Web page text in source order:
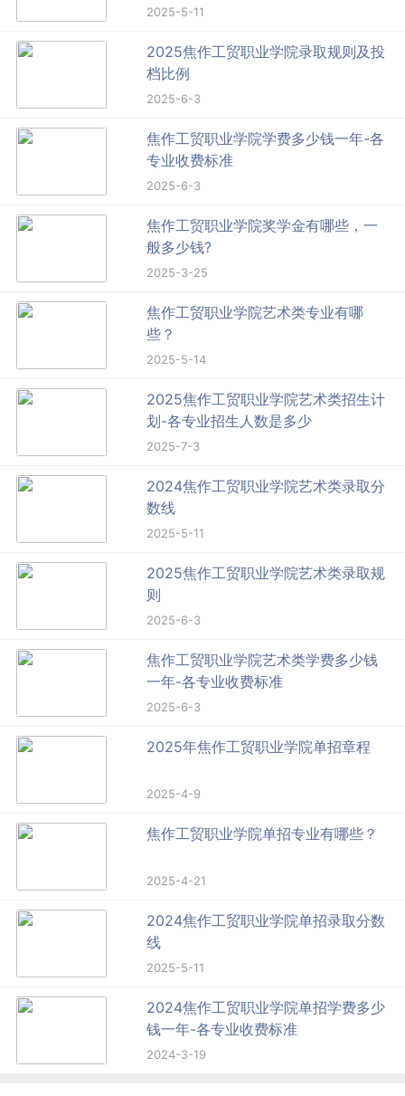
2025-5-11
2025焦作工贸职业学院录取规则及投
档比例
2025-6-3
焦作工贸职业学院学费多少钱一年-各
专业收费标准
2025-6-3
焦作工贸职业学院奖学金有哪些，一
般多少钱?
2025-3-25
焦作工贸职业学院艺术类专业有哪
些？
2025-5-14
2025焦作工贸职业学院艺术类招生计
划-各专业招生人数是多少
2025-7-3
2024焦作工贸职业学院艺术类录取分
数线
2025-5-11
2025焦作工贸职业学院艺术类录取规
则
2025-6-3
焦作工贸职业学院艺术类学费多少钱
一年-各专业收费标准
2025-6-3
2025年焦作工贸职业学院单招章程
2025-4-9
焦作工贸职业学院单招专业有哪些？
2025-4-21
2024焦作工贸职业学院单招录取分数
线
2025-5-11
2024焦作工贸职业学院单招学费多少
钱一年-各专业收费标准
2024-3-19